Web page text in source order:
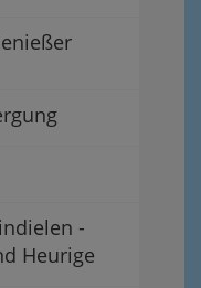
-
Heurige